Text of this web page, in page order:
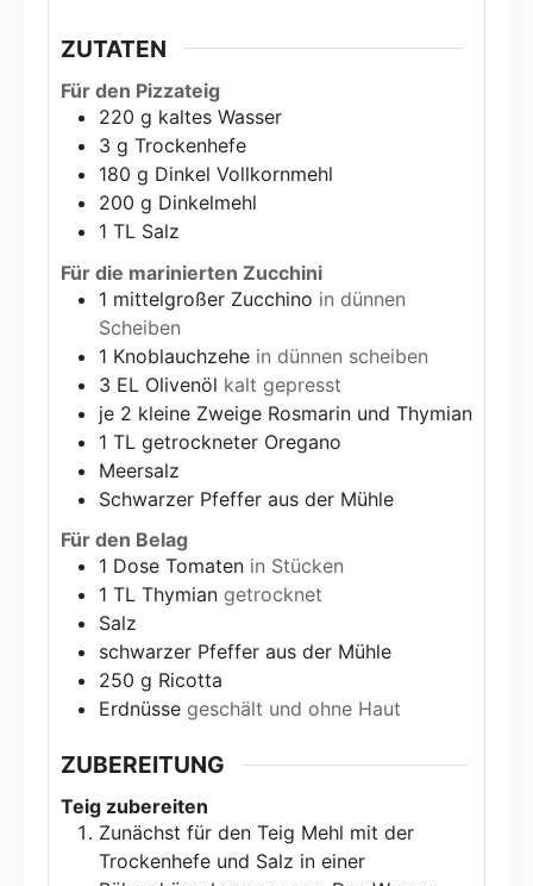
ZUTATEN
Für den Pizzateig
220 g kaltes Wasser
3 g Trockenhefe
180 g Dinkel Vollkornmehl
200 g Dinkelmehl
1 TL Salz
Für die marinierten Zucchini
1 mittelgroßer Zucchino in dünnen
Scheiben
1 Knoblauchzehe in dünnen scheiben
3 EL Olivenöl kalt gepresst
je 2 kleine Zweige Rosmarin und Thymian
1 TL getrockneter Oregano
Meersalz
Schwarzer Pfeffer aus der Mühle
Für den Belag
1 Dose Tomaten in Stücken
1 TL Thymian getrocknet
Salz
schwarzer Pfeffer aus der Mühle
250 g Ricotta
Erdnüsse geschält und ohne Haut
ZUBEREITUNG
Teig zubereiten
Zunächst für den Teig Mehl mit der
Trockenhefe und Salz in einer